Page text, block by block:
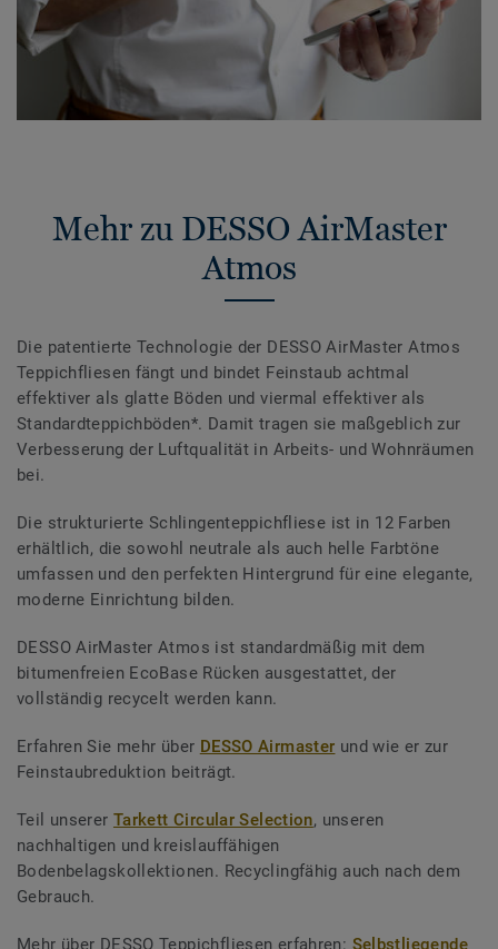
Mehr zu DESSO AirMaster
Atmos
Die patentierte Technologie der DESSO AirMaster Atmos
Teppichfliesen fängt und bindet Feinstaub achtmal
effektiver als glatte Böden und viermal effektiver als
Standardteppichböden*. Damit tragen sie maßgeblich zur
Verbesserung der Luftqualität in Arbeits- und Wohnräumen
bei.
Die strukturierte Schlingenteppichfliese ist in 12 Farben
erhältlich, die sowohl neutrale als auch helle Farbtöne
umfassen und den perfekten Hintergrund für eine elegante,
moderne Einrichtung bilden.
DESSO AirMaster Atmos ist standardmäßig mit dem
bitumenfreien EcoBase Rücken ausgestattet, der
vollständig recycelt werden kann.
Erfahren Sie mehr über DESSO Airmaster und wie er zur
Feinstaubreduktion beiträgt.
Teil unserer Tarkett Circular Selection, unseren
nachhaltigen und kreislauffähigen
Bodenbelagskollektionen. Recyclingfähig auch nach dem
Gebrauch.
Mehr über DESSO Teppichfliesen erfahren: Selbstliegende